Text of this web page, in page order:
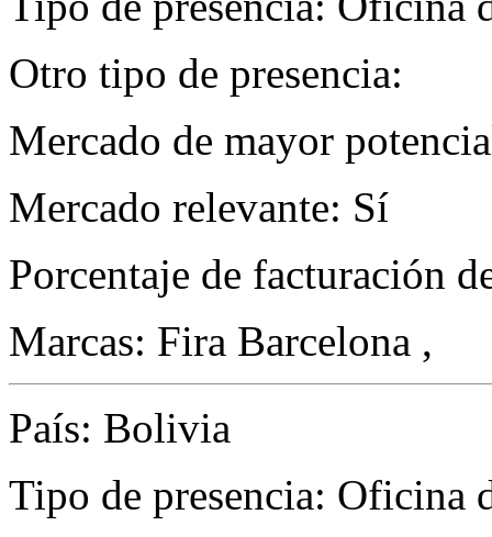
Otro tipo de presencia:
Mercado de mayor
Mercado relevante: Sí
Porcentaje de facturación
Marcas: Fira Barcelona ,
País: Bolivia
Tipo de presencia: Oficina